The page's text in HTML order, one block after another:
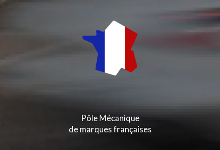
Pôle Mécanique
de marques françaises